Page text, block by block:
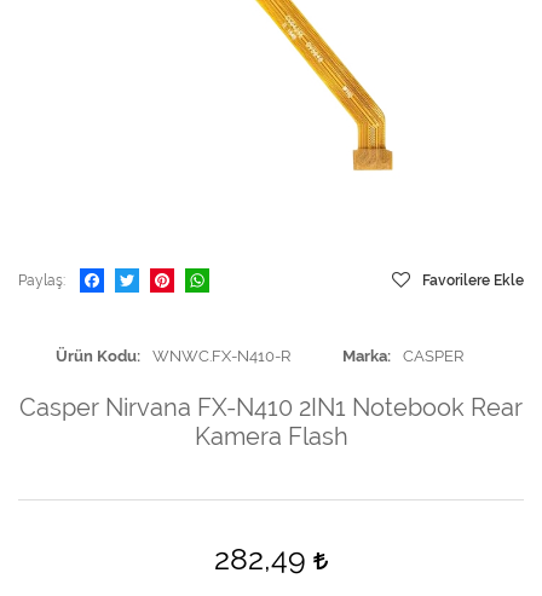
Paylaş Favorilere Ekle
Ürün Kodu WNWC.FX-N410-R Marka CASPER
Casper Nirvana FX-N410 2IN1 Notebook Rear
Kamera Flash
282,49